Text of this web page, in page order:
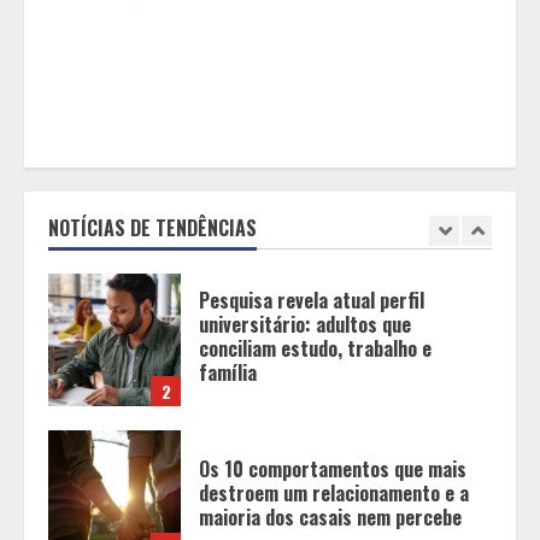
NOTÍCIAS DE TENDÊNCIAS
2
universitário: adultos que
família
3
Os 10 comportamentos que mais
destroem um relacionamento e a
maioria dos casais nem percebe
Você sabia que o frio também afeta
os pneus? Veja cuidados
fundamentais antes de pegar a
estrada no inverno